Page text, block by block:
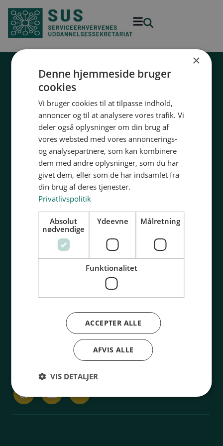
32 54 50 55
sus@sus-udd.dk
Vesterbrogade 6D, 4. 1620 København V
CVR: 13 79 72 85
Ejendomsservice
Rengøring og service
Kontakt os
Blanketter
Bibliotek
FAQ
Copyright © 2026
×
Denne hjemmeside bruger
cookies
Vi bruger cookies til at tilpasse indhold,
annoncer og til at analysere vores trafik. Vi
deler også oplysninger om din brug af
vores websted med vores annoncerings-
og analysepartnere, som kan kombinere
dem med andre oplysninger, som du har
givet dem, eller som de har indsamlet fra
din brug af deres tjenester.
Privatlivspolitik
Absolut
nødvendige
Ydeevne Målretning
Funktionalitet
ACCEPTER ALLE
AFVIS ALLE
VIS DETALJER